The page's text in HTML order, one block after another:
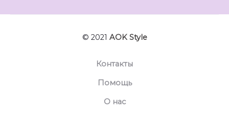
© 2021 AOK Style
Контакты
Помощь
О нас